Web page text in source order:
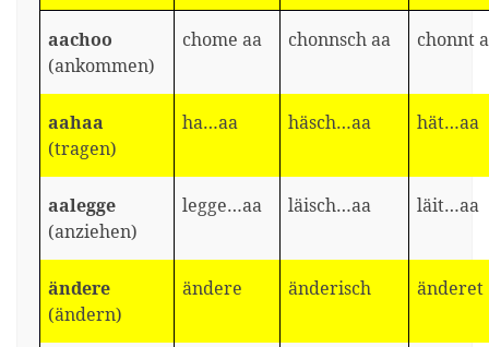
aachoo
(ankommen)
chome aa chonnsch aa chonnt
aahaa
(tragen)
ha…aa häsch…aa hät…aa
aalegge
(anziehen)
legge…aa läisch…aa läit…aa
ändere
(ändern)
ändere änderisch änderet